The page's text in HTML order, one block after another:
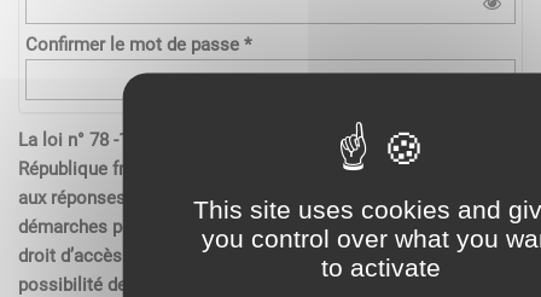
This site uses cookies and
you control over what you
to activate
Confirmer le mot de passe *
La loi n° 78 -17 du 6 janvier 1978 relative à l’informatique de la
République française, aux fichiers et aux libertés s’applique
aux réponses contenues dans les demandes effectués sur les
démarches pour les personnes physiques. Elle garantit un
droit d’accès aux données nominatives les concernant et la
possibilité de rectification. Ces droits peuvent être exercés